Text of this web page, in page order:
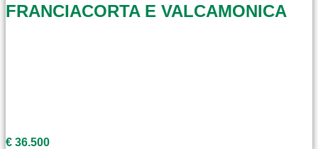
FRANCIACORTA E VALCAMONICA
€ 36.500